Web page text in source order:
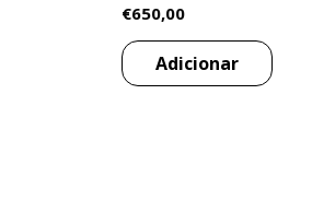
€650,00
Adicionar